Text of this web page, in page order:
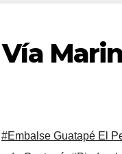
#Embalse Guatapé El